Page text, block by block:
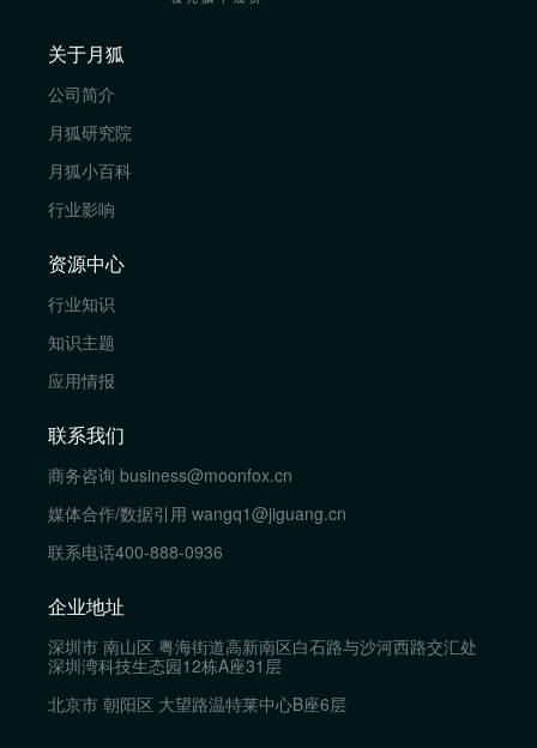
关于月狐
公司简介
月狐研究院
月狐小百科
行业影响
资源中心
行业知识
知识主题
应用情报
联系我们
商务咨询 business@moonfox.cn
媒体合作/数据引用 wangq1@jiguang.cn
联系电话400-888-0936
企业地址
深圳市 南山区 粤海街道高新南区白石路与沙河西路交汇处
深圳湾科技生态园12栋A座31层
北京市 朝阳区 大望路温特莱中心B座6层